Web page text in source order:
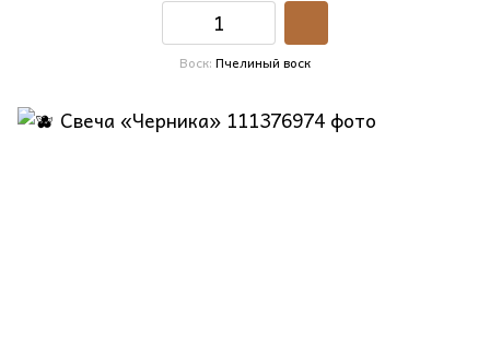
Воск Пчелиный воск